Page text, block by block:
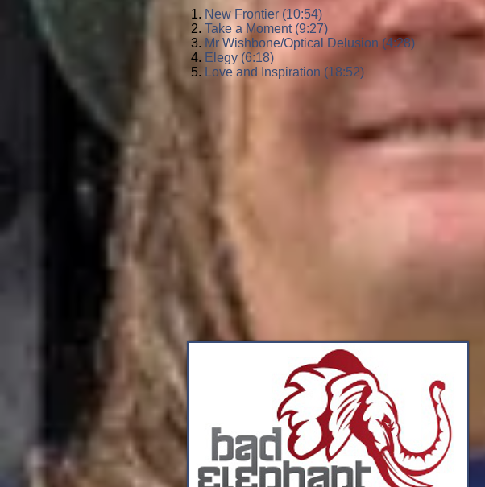
New Frontier (10:54)
Take a Moment (9:27)
Mr Wishbone/Optical Delusion (4:28)
Elegy (6:18)
Love and Inspiration (18:52)